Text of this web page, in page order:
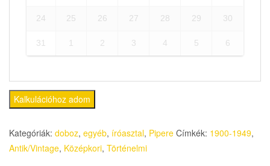
24 25 26 27 28 29 30
31 1 2 3 4 5 6
Kalkulációhoz adom
Kategóriák: doboz, egyéb, íróasztal, Pipere Címkék: 1900-1949,
Antik/Vintage, Középkori, Történelmi